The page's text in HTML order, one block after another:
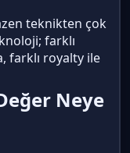
teknikten çok
farklı
farklı royalty ile
Neye